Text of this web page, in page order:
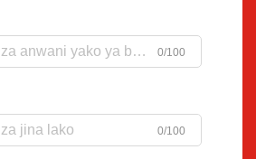
0/100
0/100